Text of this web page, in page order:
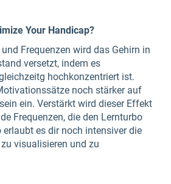
Your Handicap?
Frequenzen wird das Gehirn in
versetzt, indem es
hochkonzentriert ist.
noch stärker auf
ein. Verstärkt wird dieser Effekt
Frequenzen, die den Lernturbo
erlaubt es dir noch intensiver die
visualisieren und zu